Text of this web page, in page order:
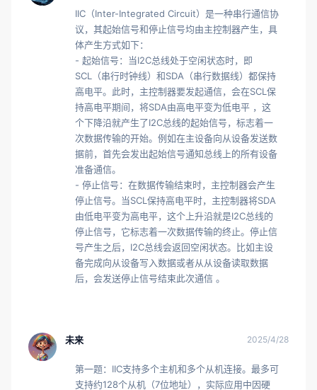
速度可与负载电容进行权衡，以将最大负载电容提
高约10倍 。
器的时钟发生器性能是关键因素之一，若发生器能
产生稳定且高频的时钟信号，就能支持更高的数据
传输速率。例如一些高性能的微处理器作为主控制
器时，其内部时钟电路设计精良，可输出满足快速
模式甚至高速模式要求的时钟信号，从而实现高速
数据传输。然而，若主控制器性能有限，如一些低
成本、低功耗的控制器，其产生的时钟信号频率较
低，就只能支持较低的数据传输速率。
- 从设备支持：从设备对数据传输速率的支持能力
同样不可忽视。即使主控制器具备高速传输能力，
但如果从设备无法响应高速信号，那么实际数据传
输速率也只能降低到从设备可接受的水平。例如某
些老旧或简单的从设备，其内部电路设计仅能适应
标准模式的速率，当主控制器试图以快速模式与之
通信时，从设备可能无法正确接收或处理数据，导
致通信错误。只有当从设备的设计和性能能够匹配
主控制器设定的传输速率时，才能实现高速稳定的
通信。
多，或者设备的电容量较大时，总线的负载就会增
长，信号的稳定性也会受到影响，从而限制了数据
传输速率。例如，若总线上连接了过多具有较大输
IIC（Inter-Integrated Circuit）是一种串行通信协
议，其起始信号和停止信号均由主控制器产生，具
体产生方式如下：
- 起始信号：当I2C总线处于空闲状态时，即
SCL（串行时钟线）和SDA（串行数据线）都保持
高电平。此时，主控制器要发起通信，会在SCL保
持高电平期间，将SDA由高电平变为低电平 ，这
个下降沿就产生了I2C总线的起始信号，标志着一
次数据传输的开始。例如在主设备向从设备发送数
据前，首先会发出起始信号通知总线上的所有设备
准备通信。
- 停止信号：在数据传输结束时，主控制器会产生
停止信号。当SCL保持高电平时，主控制器将SDA
由低电平变为高电平，这个上升沿就是I2C总线的
停止信号，它标志着一次数据传输的终止。停止信
号产生之后，I2C总线会返回空闲状态。比如主设
备完成向从设备写入数据或者从从设备读取数据
后，会发送停止信号结束此次通信 。
未来 2025/4/28
第一题：IIC支持多个主机和多个从机连接。最多可
支持约128个从机（7位地址），实际应用中因硬